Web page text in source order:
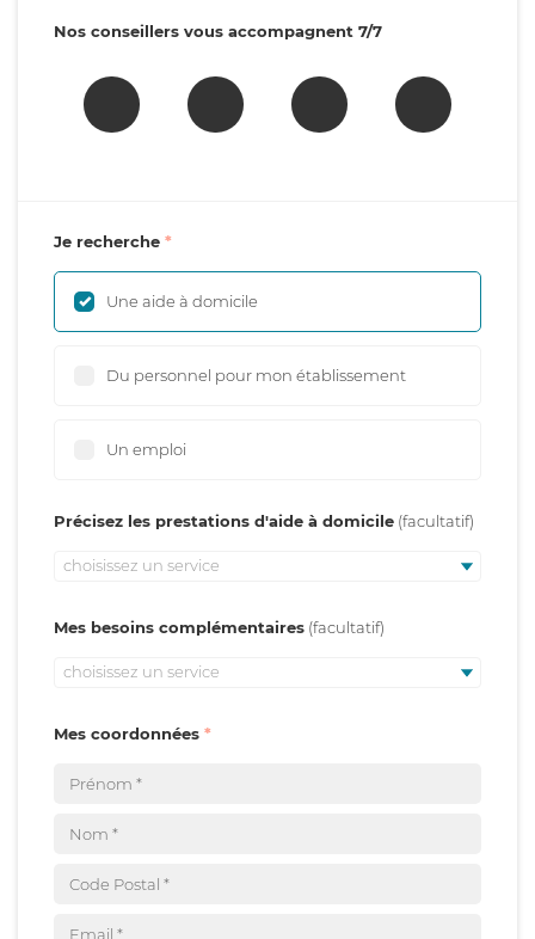
Nos conseillers vous accompagnent 7/7
Je recherche
Une aide à domicile
Du personnel pour mon établissement
Un emploi
Précisez les prestations d'aide à domicile
choisissez un service
Mes besoins complémentaires
choisissez un service
Mes coordonnées